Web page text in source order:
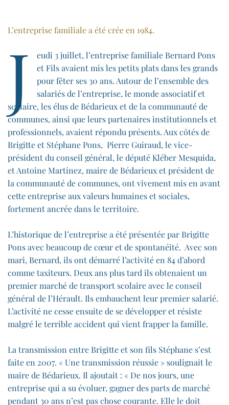
L’entreprise familiale a été crée en 1984.
J
eudi 3 juillet, l’entreprise familiale Bernard Pons
et Fils avaient mis les petits plats dans les grands
pour fêter ses 30 ans. Autour de l’ensemble des
salariés de l’entreprise, le monde associatif et
scolaire, les élus de Bédarieux et de la communauté de
communes, ainsi que leurs partenaires institutionnels et
professionnels, avaient répondu présents. Aux côtés de
Brigitte et Stéphane Pons, Pierre Guiraud, le vice-
président du conseil général, le député Kléber Mesquida,
et Antoine Martinez, maire de Bédarieux et président de
la communauté de communes, ont vivement mis en avant
cette entreprise aux valeurs humaines et sociales,
fortement ancrée dans le territoire.
L’historique de l’entreprise a été présentée par Brigitte
Pons avec beaucoup de cœur et de spontanéité. Avec son
mari, Bernard, ils ont démarré l’activité en 84 d’abord
comme taxiteurs. Deux ans plus tard ils obtenaient un
premier marché de transport scolaire avec le conseil
général de l’Hérault. Ils embauchent leur premier salarié.
L’activité ne cesse ensuite de se développer et résiste
malgré le terrible accident qui vient frapper la famille.
La transmission entre Brigitte et son fils Stéphane s’est
faite en 2007. « Une transmission réussie » soulignait le
maire de Bédarieux. Il ajoutait : « De nos jours, une
entreprise qui a su évoluer, gagner des parts de marché
pendant 30 ans n’est pas chose courante. Elle le doit